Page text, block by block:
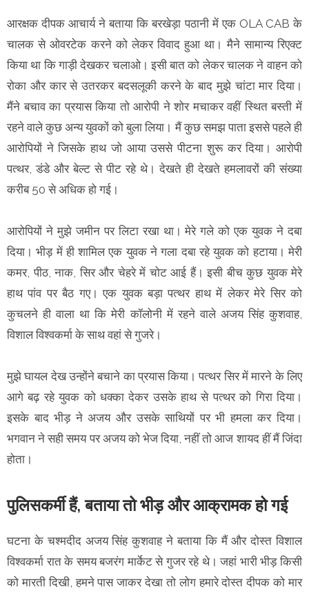
आरक्षक दीपक आचार्य ने बताया कि बरखेड़ा पठानी में एक OLA CAB के
चालक से ओवरटेक करने को लेकर विवाद हुआ था। मैने सामान्य रिएक्ट
किया था कि गाड़ी देखकर चलाओ। इसी बात को लेकर चालक ने वाहन को
रोका और कार से उतरकर बदसलूकी करने के बाद मुझे चांटा मार दिया।
मैंने बचाव का प्रयास किया तो आरोपी ने शोर मचाकर वहीं स्थित बस्ती में
रहने वाले कुछ अन्य युवकों को बुला लिया। मैं कुछ समझ पाता इससे पहले ही
आरोपियों ने जिसके हाथ जो आया उससे पीटना शुरू कर दिया। आरोपी
पत्थर, डंडे और बेल्ट से पीट रहे थे। देखते ही देखते हमलावरों की संख्या
करीब 50 से अधिक हो गई।
आरोपियों ने मुझे जमीन पर लिटा रखा था। मेरे गले को एक युवक ने दबा
दिया। भीड़ में ही शामिल एक युवक ने गला दबा रहे युवक को हटाया। मेरी
कमर, पीठ, नाक, सिर और चेहरे में चोट आई हैं। इसी बीच कुछ युवक मेरे
हाथ पांव पर बैठ गए। एक युवक बड़ा पत्थर हाथ में लेकर मेरे सिर को
कुचलने ही वाला था कि मेरी कॉलोनी में रहने वाले अजय सिंह कुशवाह,
विशाल विश्वकर्मा के साथ वहां से गुजरे।
मुझे घायल देख उन्होंने बचाने का प्रयास किया। पत्थर सिर में मारने के लिए
आगे बढ़ रहे युवक को धक्का देकर उसके हाथ से पत्थर को गिरा दिया।
इसके बाद भीड़ ने अजय और उसके साथियों पर भी हमला कर दिया।
भगवान ने सही समय पर अजय को भेज दिया, नहीं तो आज शायद हीं मैं जिंदा
होता।
पुलिसकर्मी हैं, बताया तो भीड़ और आक्रामक हो गई
घटना के चश्मदीद अजय सिंह कुशवाह ने बताया कि मैं और दोस्त विशाल
विश्वकर्मा रात के समय बजरंग मार्केट से गुजर रहे थे। जहां भारी भीड़ किसी
को मारती दिखी, हमने पास जाकर देखा तो लोग हमारे दोस्त दीपक को मार